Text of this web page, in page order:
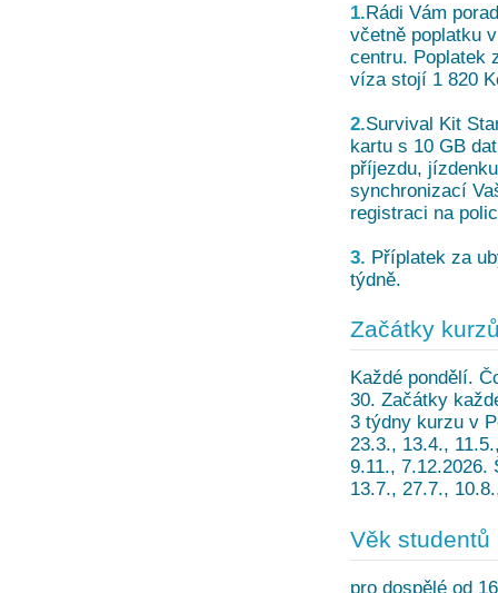
1.Rádi Vám
včetně poplatku
centru. Poplatek
víza stojí 1 820
2.Survival Kit
kartu s 10 GB
příjezdu,
synchronizací
registraci na
3. Příplatek za
týdně.
Začátky
Každé pondělí.
30. Začátky
3 týdny kurzu v
23.3., 13.4.,
9.11., 7.12.2026.
13.7., 27.7.,
Věk studentů
pro dospělé od